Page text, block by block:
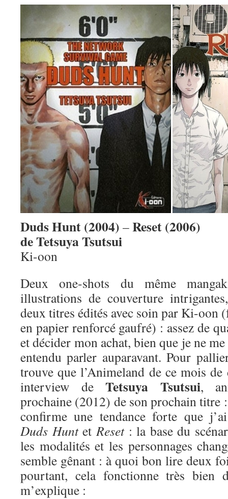
Duds Hunt (2004) –Reset (2006)
de Tetsuya Tsutsui
Ki-oon
Deux one-shots du même
illustrations de couverture
deux titres édités avec soin par Ki-oon
en papier renforcé gaufré) : assez de
et décider mon achat, bien que je ne
entendu parler auparavant. Pour
trouve que l’Animeland de ce mois de
interview de Tetsuya Tsutsui,
prochaine (2012) de son prochain titre
confirme une tendance forte que
Duds HuntetReset: la base du
les modalités et les personnages
semble gênant : à quoi bon lire deux
pourtant, cela fonctionne très bien
m’explique :